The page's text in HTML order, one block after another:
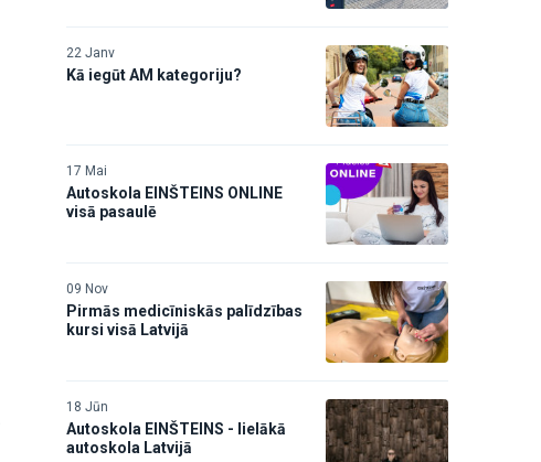
22 Janv
Kā iegūt AM kategoriju?
17 Mai
Autoskola EINŠTEINS ONLINE
visā pasaulē
09 Nov
Pirmās medicīniskās palīdzības
kursi visā Latvijā
18 Jūn
Autoskola EINŠTEINS - lielākā
autoskola Latvijā